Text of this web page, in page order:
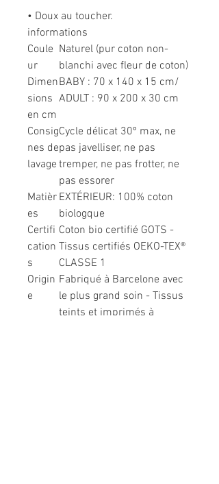
• Doux au toucher.
informations
Coule
ur
Naturel (pur coton non-
blanchi avec fleur de coton)
Dimen
sions
en cm
BABY : 70 x 140 x 15 cm/
ADULT : 90 x 200 x 30 cm
Consig
nes de
lavage
Cycle délicat 30º max, ne
pas javelliser, ne pas
tremper, ne pas frotter, ne
pas essorer
Matièr
es
EXTÉRIEUR: 100% coton
biologque
Certifi
cation
s
Coton bio certifié GOTS -
Tissus certifiés OEKO-TEX®
CLASSE 1
Origin
e
Fabriqué à Barcelone avec
le plus grand soin - Tissus
teints et imprimés à